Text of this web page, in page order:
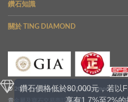
鑽石價格低於80,000元，若以
享有1.7%至2%的
鑽石知識
關於 TING DIAMOND
® 2016 Ting Diamond by Ting Diamond
貴金屬及寶石交易商註冊編號: A-B-23-12-